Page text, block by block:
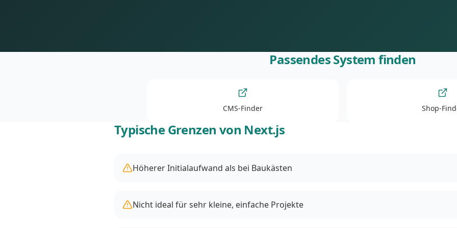
Passendes System finden
CMS-Finder Shop-
Typische Grenzen von Next.js
Höherer Initialaufwand als bei Baukästen
Nicht ideal für sehr kleine, einfache Projekte